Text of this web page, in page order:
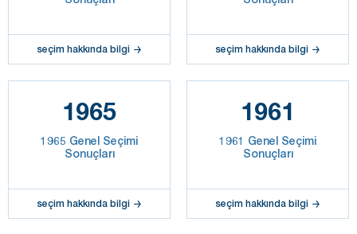
seçim hakkında bilgi seçim hakkında bilgi
1965
1965 Genel Seçimi
Sonuçları
seçim hakkında bilgi
1961
1961 Genel Seçimi
Sonuçları
seçim hakkında bilgi